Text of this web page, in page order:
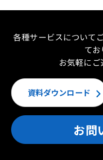
各種サービスについて
てお
お気軽にご
資料ダウンロード
お問